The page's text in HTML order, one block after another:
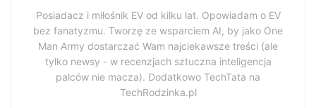
Posiadacz i miłośnik EV od kilku lat. Opowiadam o EV
bez fanatyzmu. Tworzę ze wsparciem AI, by jako One
Man Army dostarczać Wam najciekawsze treści (ale
tylko newsy - w recenzjach sztuczna inteligencja
palców nie macza). Dodatkowo TechTata na
TechRodzinka.pl